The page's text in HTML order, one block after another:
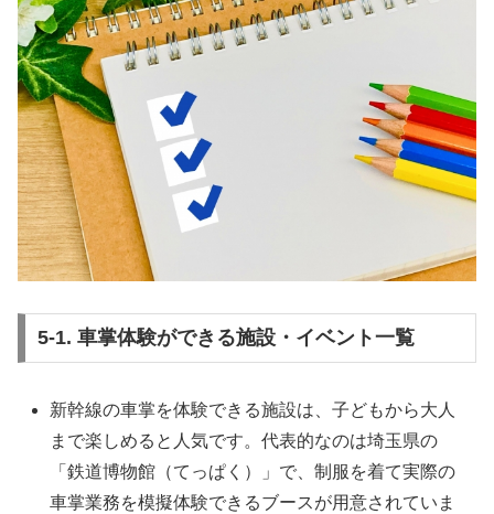
5-1. 車掌体験ができる施設・イベント一覧
新幹線の車掌を体験できる施設は、子どもから大人
まで楽しめると人気です。代表的なのは埼玉県の
「鉄道博物館（てっぱく）」で、制服を着て実際の
車掌業務を模擬体験できるブースが用意されていま